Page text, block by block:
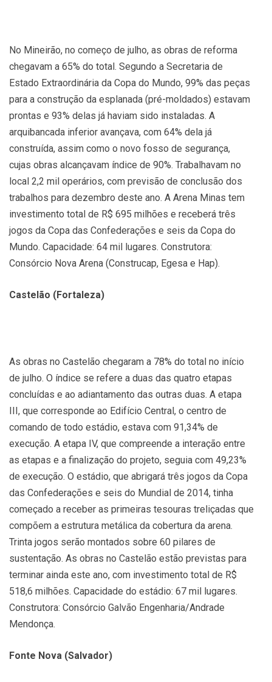
No Mineirão, no começo de julho, as obras de reforma
chegavam a 65% do total. Segundo a Secretaria de
Estado Extraordinária da Copa do Mundo, 99% das peças
para a construção da esplanada (pré-moldados) estavam
prontas e 93% delas já haviam sido instaladas. A
arquibancada inferior avançava, com 64% dela já
construída, assim como o novo fosso de segurança,
cujas obras alcançavam índice de 90%. Trabalhavam no
local 2,2 mil operários, com previsão de conclusão dos
trabalhos para dezembro deste ano. A Arena Minas tem
investimento total de R$ 695 milhões e receberá três
jogos da Copa das Confederações e seis da Copa do
Mundo. Capacidade: 64 mil lugares. Construtora:
Consórcio Nova Arena (Construcap, Egesa e Hap).
Castelão (Fortaleza)
As obras no Castelão chegaram a 78% do total no início
de julho. O índice se refere a duas das quatro etapas
concluídas e ao adiantamento das outras duas. A etapa
III, que corresponde ao Edifício Central, o centro de
comando de todo estádio, estava com 91,34% de
execução. A etapa IV, que compreende a interação entre
as etapas e a finalização do projeto, seguia com 49,23%
de execução. O estádio, que abrigará três jogos da Copa
das Confederações e seis do Mundial de 2014, tinha
começado a receber as primeiras tesouras treliçadas que
compõem a estrutura metálica da cobertura da arena.
Trinta jogos serão montados sobre 60 pilares de
sustentação. As obras no Castelão estão previstas para
terminar ainda este ano, com investimento total de R$
518,6 milhões. Capacidade do estádio: 67 mil lugares.
Construtora: Consórcio Galvão Engenharia/Andrade
Mendonça.
Fonte Nova (Salvador)